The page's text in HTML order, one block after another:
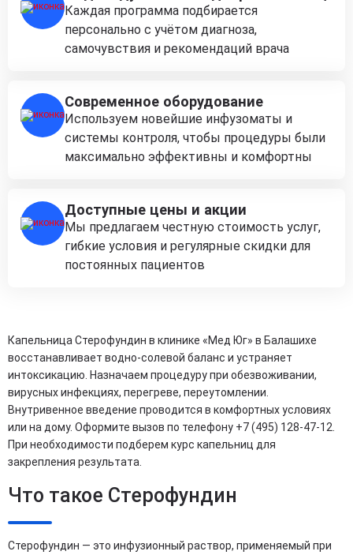
Каждая программа подбирается
персонально с учётом диагноза,
самочувствия и рекомендаций врача
Современное оборудование
Используем новейшие инфузоматы и
системы контроля, чтобы процедуры были
максимально эффективны и комфортны
Доступные цены и акции
Мы предлагаем честную стоимость услуг,
гибкие условия и регулярные скидки для
постоянных пациентов
Капельница Стерофундин в клинике «Мед Юг» в Балашихе
восстанавливает водно-солевой баланс и устраняет
интоксикацию. Назначаем процедуру при обезвоживании,
вирусных инфекциях, перегреве, переутомлении.
Внутривенное введение проводится в комфортных условиях
или на дому. Оформите вызов по телефону +7 (495) 128-47-12.
При необходимости подберем курс капельниц для
закрепления результата.
Что такое Стерофундин
Стерофундин — это инфузионный раствор, применяемый при